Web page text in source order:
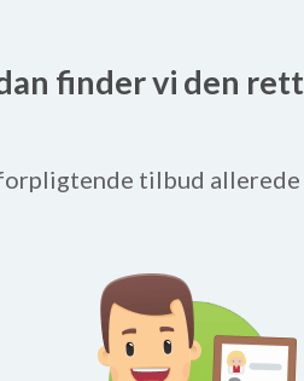
finder vi den
tilbud